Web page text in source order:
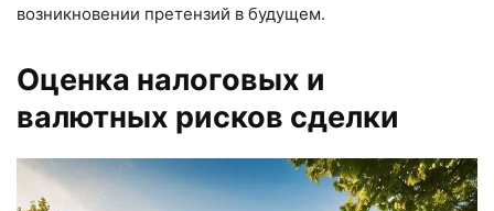
возникновении претензий в будущем.
Оценка налоговых и
валютных рисков сделки